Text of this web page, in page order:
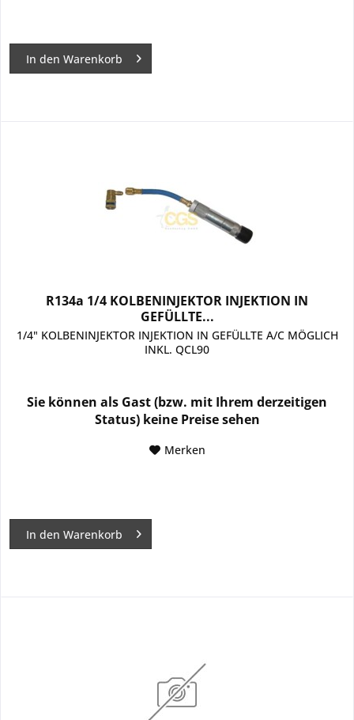
In den Warenkorb
R134a 1/4 KOLBENINJEKTOR INJEKTION IN
GEFÜLLTE...
1/4" KOLBENINJEKTOR INJEKTION IN GEFÜLLTE A/C MÖGLICH
INKL. QCL90
Sie können als Gast (bzw. mit Ihrem derzeitigen
Status) keine Preise sehen
Merken
In den Warenkorb